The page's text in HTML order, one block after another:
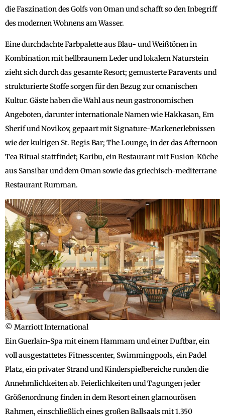
die Faszination des Golfs von Oman und schafft so den Inbegriff
des modernen Wohnens am Wasser.
Eine durchdachte Farbpalette aus Blau- und Weißtönen in
Kombination mit hellbraunem Leder und lokalem Naturstein
zieht sich durch das gesamte Resort; gemusterte Paravents und
strukturierte Stoffe sorgen für den Bezug zur omanischen
Kultur. Gäste haben die Wahl aus neun gastronomischen
Angeboten, darunter internationale Namen wie Hakkasan, Em
Sherif und Novikov, gepaart mit Signature-Markenerlebnissen
wie der kultigen St. Regis Bar; The Lounge, in der das Afternoon
Tea Ritual stattfindet; Karibu, ein Restaurant mit Fusion-Küche
aus Sansibar und dem Oman sowie das griechisch-mediterrane
Restaurant Rumman.
© Marriott International
Ein Guerlain-Spa mit einem Hammam und einer Duftbar, ein
voll ausgestattetes Fitnesscenter, Swimmingpools, ein Padel
Platz, ein privater Strand und Kinderspielbereiche runden die
Annehmlichkeiten ab. Feierlichkeiten und Tagungen jeder
Größenordnung finden in dem Resort einen glamourösen
Rahmen, einschließlich eines großen Ballsaals mit 1.350